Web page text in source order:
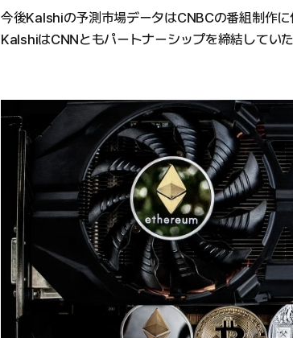
今後Kalshiの予測市場データはCNBCの番組制作に
KalshiはCNNともパートナーシップを締結していた